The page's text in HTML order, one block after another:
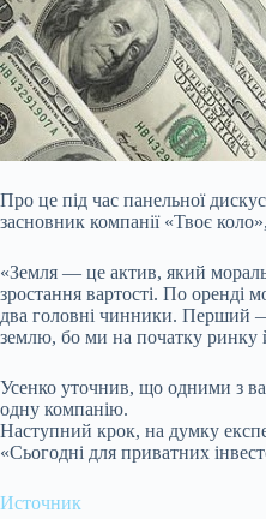
Про це під час панельної
засновник компанії «Твоє
«Земля — це актив, який
зростання вартості. По оренді
два головні чинники. Перший —
землю, бо ми на початку ринку
Усенко уточнив, що одними з
одну компанію.
Наступний крок, на думку
«Сьогодні для приватних
Источник